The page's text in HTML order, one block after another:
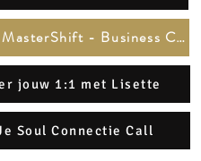
Ontdek de MasterShift - Business Channel
jouw 1:1 met Lisette
Soul Connectie Call